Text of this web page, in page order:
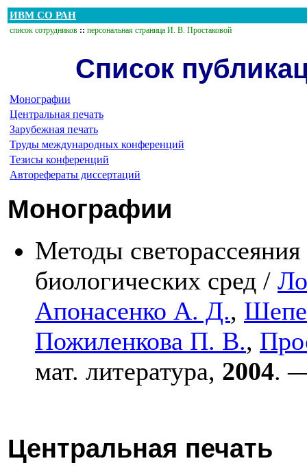
ИВМ СО РАН
список сотрудников :: персональная страница И. В. Простаковой
Список
Монографии
Центральная печать
Зарубежная печать
Труды международных конференций
Тезисы конференций
Авторефераты диссертаций
Монографии
Методы
биологических сред /
Апонасенко А. Д.,
Пожиленкова П. В.,
мат. литература, 2004.
Центральная печать